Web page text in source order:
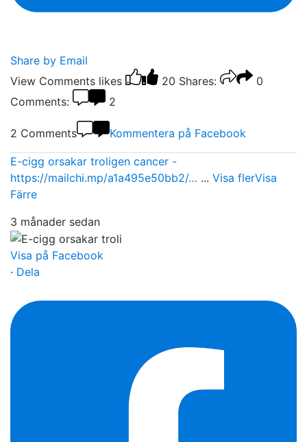
Share by Email
View Comments likes 20 Shares:
0
Comments:
2
2 Comments Kommentera på Facebook
E-cigg orsakar troligen cancer -
https://mailchi.mp/a1a495e50bb2/… ... Visa flerVisa
Färre
3 månader sedan
Visa på Facebook
· Dela